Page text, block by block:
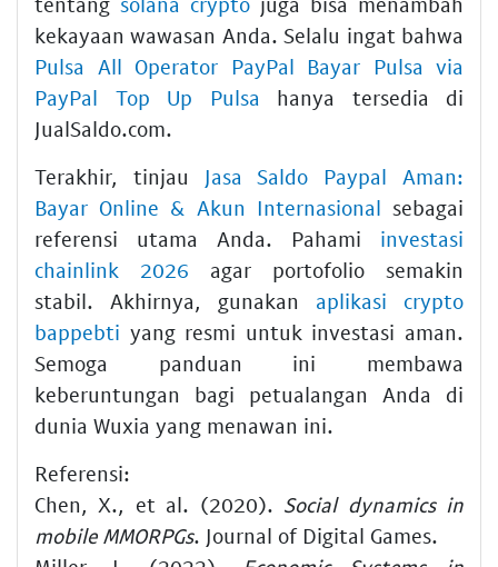
kekayaan wawasan Anda. Selalu ingat bahwa
Pulsa All Operator PayPal Bayar Pulsa via
PayPal Top Up Pulsa hanya tersedia di
JualSaldo.com.
Terakhir, tinjau Jasa Saldo Paypal Aman:
Bayar Online & Akun Internasional sebagai
referensi utama Anda. Pahami investasi
chainlink 2026 agar portofolio semakin
stabil. Akhirnya, gunakan aplikasi crypto
bappebti yang resmi untuk investasi aman.
Semoga panduan ini membawa
keberuntungan bagi petualangan Anda di
dunia Wuxia yang menawan ini.
Referensi:
Chen, X., et al. (2020). Social dynamics in
mobile MMORPGs. Journal of Digital Games.